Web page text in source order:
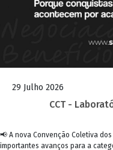
CCT -
29 Julho 2026
📢 A nova Convenção Coletiva
importantes avanços para a